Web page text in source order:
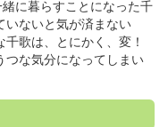
に暮らすことになった千
いないと気が済まない
千歌は、とにかく、変！
つな気分になってしまい